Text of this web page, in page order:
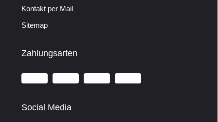
Kontakt per Mail
Sitemap
Zahlungsarten
Social Media